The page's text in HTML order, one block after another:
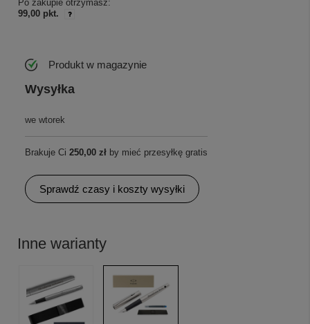
Po zakupie otrzymasz:
99,00 pkt.
Produkt w magazynie
Wysyłka
we wtorek
Brakuje Ci 250,00 zł by mieć przesyłkę gratis
Sprawdź czasy i koszty wysyłki
Inne warianty